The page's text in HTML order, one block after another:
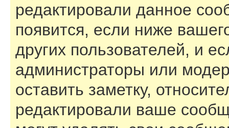
редактировали данное
появится, если ниже
других пользователей, и
администраторы или
оставить заметку,
редактировали ваше